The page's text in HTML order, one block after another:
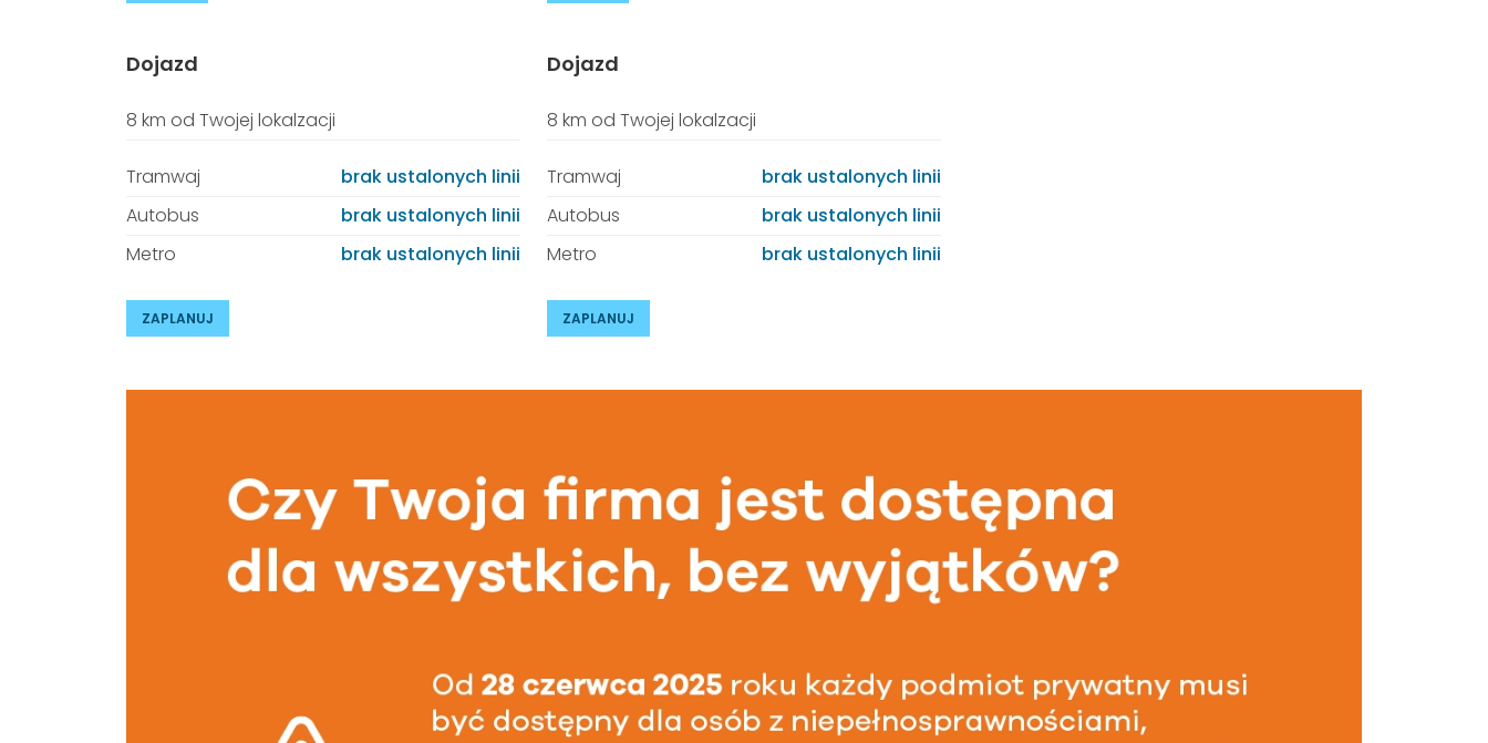
Dojazd
8 km od Twojej lokalzacji
Tramwaj
brak ustalonych linii
Autobus
brak ustalonych linii
Metro
brak ustalonych linii
ZAPLANUJ
Dojazd
8 km od Twojej lokalzacji
Tramwaj
brak ustalonych linii
Autobus
brak ustalonych linii
Metro
brak ustalonych linii
ZAPLANUJ